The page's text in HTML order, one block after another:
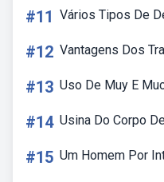
#11 Vários Tipos De
#12 Vantagens Dos
#13 Uso De Muy E
#14 Usina Do Corpo
#15 Um Homem Por